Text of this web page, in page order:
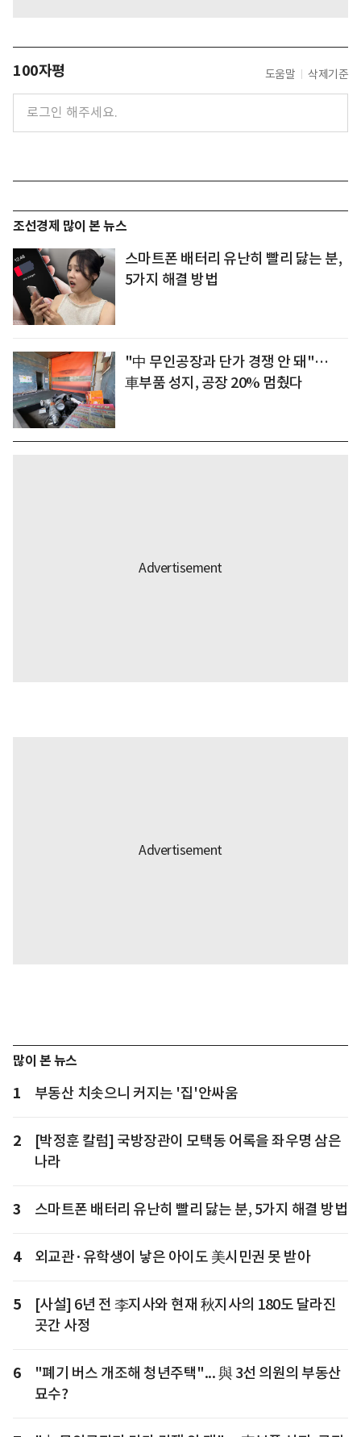
100자평 도움말 삭제기준
조선경제 많이 본 뉴스
스마트폰 배터리 유난히 빨리 닳는 분,
5가지 해결 방법
"中 무인공장과 단가 경쟁 안 돼"…
車부품 성지, 공장 20% 멈췄다
많이 본 뉴스
1 부동산 치솟으니 커지는 '집'안싸움
2
[박정훈 칼럼] 국방장관이 모택동 어록을 좌우명 삼은
나라
3 스마트폰 배터리 유난히 빨리 닳는 분, 5가지 해결 방법
4 외교관·유학생이 낳은 아이도 美시민권 못 받아
5
[사설] 6년 전 李지사와 현재 秋지사의 180도 달라진
곳간 사정
6
"폐기 버스 개조해 청년주택"... 與 3선 의원의 부동산
묘수?